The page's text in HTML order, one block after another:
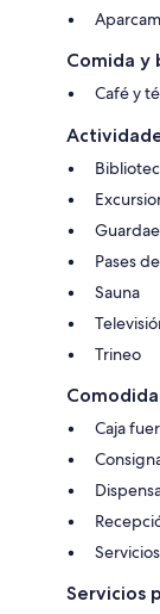
Comida y
Café y
Pases
Sauna
Trineo
Caja
Servicios